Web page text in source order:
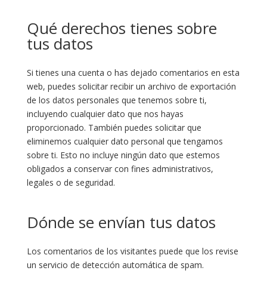
Qué derechos tienes sobre
tus datos
Si tienes una cuenta o has dejado comentarios en esta
web, puedes solicitar recibir un archivo de exportación
de los datos personales que tenemos sobre ti,
incluyendo cualquier dato que nos hayas
proporcionado. También puedes solicitar que
eliminemos cualquier dato personal que tengamos
sobre ti. Esto no incluye ningún dato que estemos
obligados a conservar con fines administrativos,
legales o de seguridad.
Dónde se envían tus datos
Los comentarios de los visitantes puede que los revise
un servicio de detección automática de spam.